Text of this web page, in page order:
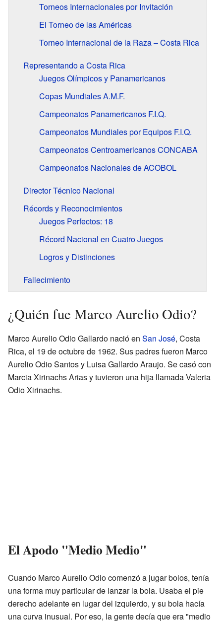
Torneos Internacionales por Invitación
El Torneo de las Américas
Torneo Internacional de la Raza – Costa Rica
Representando a Costa Rica
Juegos Olímpicos y Panamericanos
Copas Mundiales A.M.F.
Campeonatos Panamericanos F.I.Q.
Campeonatos Mundiales por Equipos F.I.Q.
Campeonatos Centroamericanos CONCABA
Campeonatos Nacionales de ACOBOL
Director Técnico Nacional
Récords y Reconocimientos
Juegos Perfectos: 18
Récord Nacional en Cuatro Juegos
Logros y Distinciones
Fallecimiento
¿Quién fue Marco Aurelio Odio?
Marco Aurelio Odio Gallardo nació en San José, Costa
Rica, el 19 de octubre de 1962. Sus padres fueron Marco
Aurelio Odio Santos y Luisa Gallardo Araujo. Se casó con
Marcia Xirinachs Arias y tuvieron una hija llamada Valeria
Odio Xirinachs.
El Apodo "Medio Medio"
Cuando Marco Aurelio Odio comenzó a jugar bolos, tenía
una forma muy particular de lanzar la bola. Usaba el pie
derecho adelante en lugar del izquierdo, y su bola hacía
una curva inusual. Por eso, la gente decía que era "medio